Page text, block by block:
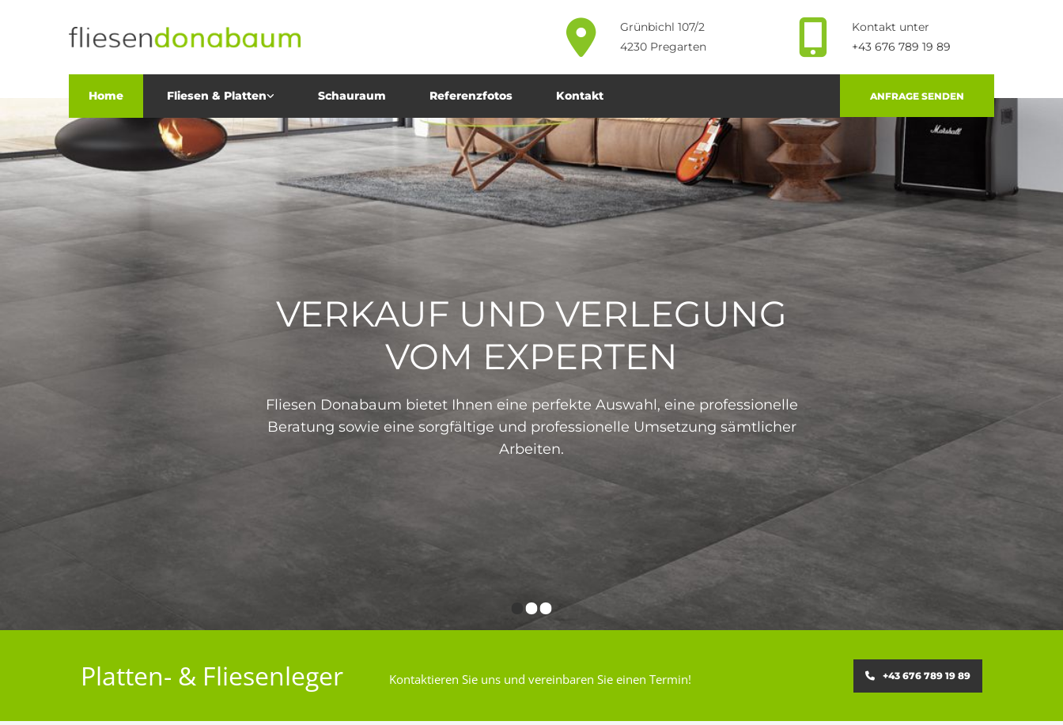

Grünbichl 107/2
4230 Pregarten

Kontakt unter
+43 676 789 19 89
Home Fliesen & Platten Schauraum Referenzfotos Kontakt ANFRAGE SENDEN
VERKAUF UND VERLEGUNG
VOM EXPERTEN
Fliesen Donabaum bietet Ihnen eine perfekte Auswahl, eine professionelle
Beratung sowie eine sorgfältige und professionelle Umsetzung sämtlicher
Arbeiten.
Platten- & Fliesenleger Kontaktieren Sie uns und vereinbaren Sie einen Termin! +43 676 789 19 89